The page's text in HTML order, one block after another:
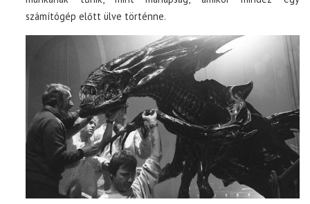
számítógép előtt ülve történne.